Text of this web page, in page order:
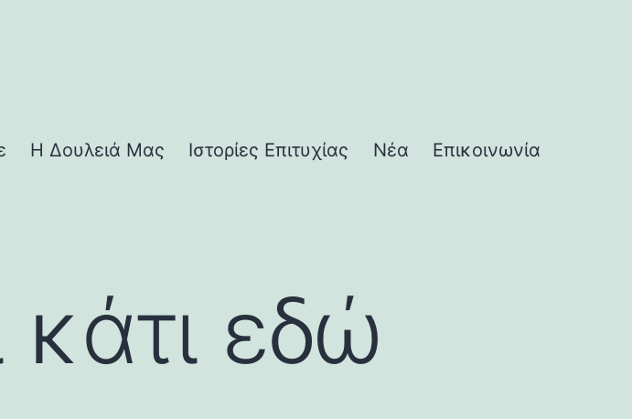
Η Δουλειά Μας Ιστορίες Επιτυχίας Νέα Επικοινωνία
εδώ